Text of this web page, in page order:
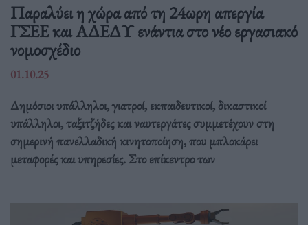
Παραλύει η χώρα από τη 24ωρη απεργία
ΓΣΕΕ και ΑΔΕΔΥ ενάντια στο νέο εργασιακό
νομοσχέδιο
01.10.25
Δημόσιοι υπάλληλοι, γιατροί, εκπαιδευτικοί, δικαστικοί
υπάλληλοι, ταξιτζήδες και ναυτεργάτες συμμετέχουν στη
σημερινή πανελλαδική κινητοποίηση, που μπλοκάρει
μεταφορές και υπηρεσίες. Στο επίκεντρο των